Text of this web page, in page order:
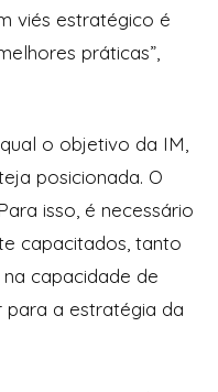
viés estratégico é
práticas”,
o objetivo da IM,
posicionada. O
isso, é necessário
capacitados, tanto
capacidade de
para a estratégia da